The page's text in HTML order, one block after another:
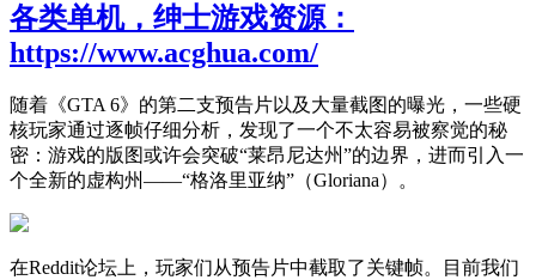
各类单机，绅士游戏资源：
https://www.acghua.com/
随着《GTA 6》的第二支预告片以及大量截图的曝光，一些硬
核玩家通过逐帧仔细分析，发现了一个不太容易被察觉的秘
密：游戏的版图或许会突破“莱昂尼达州”的边界，进而引入一
个全新的虚构州——“格洛里亚纳”（Gloriana）。
在Reddit论坛上，玩家们从预告片中截取了关键帧。目前我们